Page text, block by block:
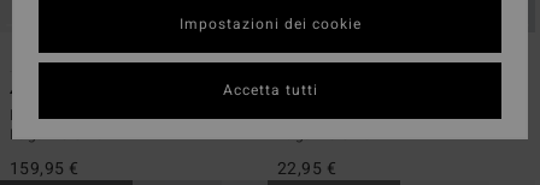
4/3mm Absolute Core
Muta con zip sul petto Nero
Ragazzo 8-16
159,95 €
5 ECO
Stamp
Maglietta a maniche corte Grigio
Ragazzo 8-16
22,95 €
Impostazioni dei cookie
Accetta tutti